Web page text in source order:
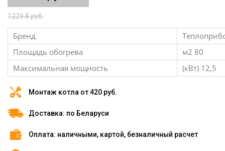
1229.8 руб.
Бренд
Площадь обогрева
м2 80
Максимальная мощность
(кВт) 12,5
Монтаж котла от 420 руб.
Доставка: по Беларуси
Оплата: наличными, картой, безналичный расчет